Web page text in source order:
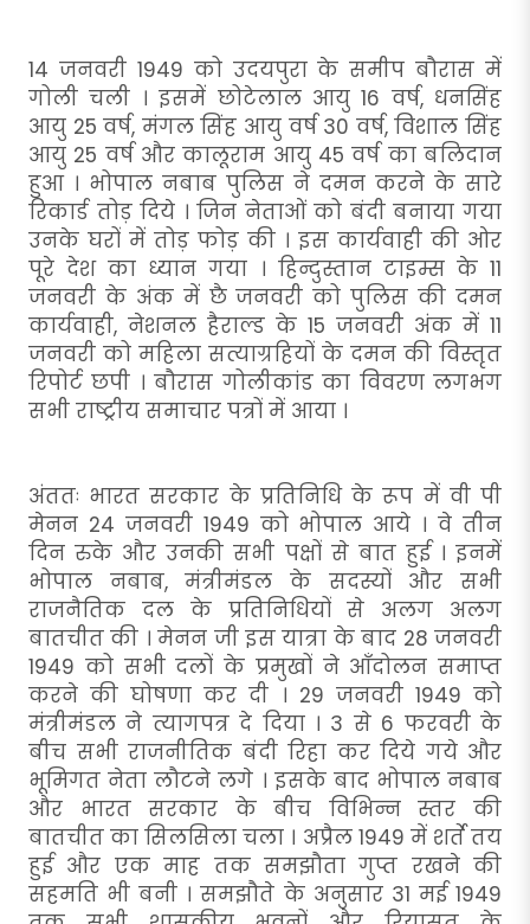
14 जनवरी 1949 को उदयपुरा के समीप बौरास में
गोली चली । इसमें छोटेलाल आयु 16 वर्ष, धनसिंह
आयु 25 वर्ष, मंगल सिंह आयु वर्ष 30 वर्ष, विशाल सिंह
आयु 25 वर्ष और कालूराम आयु 45 वर्ष का बलिदान
हुआ । भोपाल नबाब पुलिस ने दमन करने के सारे
रिकार्ड तोड़ दिये । जिन नेताओं को बंदी बनाया गया
उनके घरों में तोड़ फोड़ की । इस कार्यवाही की ओर
पूरे देश का ध्यान गया । हिन्दुस्तान टाइम्स के 11
जनवरी के अंक में छै जनवरी को पुलिस की दमन
कार्यवाही, नेशनल हैराल्ड के 15 जनवरी अंक में 11
जनवरी को महिला सत्याग्रहियों के दमन की विस्तृत
रिपोर्ट छपी । बौरास गोलीकांड का विवरण लगभग
सभी राष्ट्रीय समाचार पत्रों में आया ।
अंततः भारत सरकार के प्रतिनिधि के रूप में वी पी
मेनन 24 जनवरी 1949 को भोपाल आये । वे तीन
दिन रुके और उनकी सभी पक्षों से बात हुई । इनमें
भोपाल नबाब, मंत्रीमंडल के सदस्यों और सभी
राजनैतिक दल के प्रतिनिधियों से अलग अलग
बातचीत की । मेनन जी इस यात्रा के बाद 28 जनवरी
1949 को सभी दलों के प्रमुखों ने आँदोलन समाप्त
करने की घोषणा कर दी । 29 जनवरी 1949 को
मंत्रीमंडल ने त्यागपत्र दे दिया । 3 से 6 फरवरी के
बीच सभी राजनीतिक बंदी रिहा कर दिये गये और
भूमिगत नेता लौटने लगे । इसके बाद भोपाल नबाब
और भारत सरकार के बीच विभिन्न स्तर की
बातचीत का सिलसिला चला । अप्रैल 1949 में शर्ते तय
हुई और एक माह तक समझौता गुप्त रखने की
सहमति भी बनी । समझौते के अनुसार 31 मई 1949